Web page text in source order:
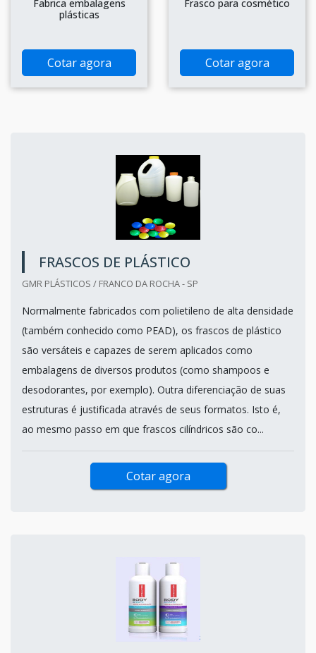
Fabrica embalagens
plásticas
Cotar agora
Frasco para cosmético
Cotar agora
FRASCOS DE PLÁSTICO
GMR PLÁSTICOS / FRANCO DA ROCHA - SP
Normalmente fabricados com polietileno de alta densidade
(também conhecido como PEAD), os frascos de plástico
são versáteis e capazes de serem aplicados como
embalagens de diversos produtos (como shampoos e
desodorantes, por exemplo). Outra diferenciação de suas
estruturas é justificada através de seus formatos. Isto é,
ao mesmo passo em que frascos cilíndricos são co...
Cotar agora